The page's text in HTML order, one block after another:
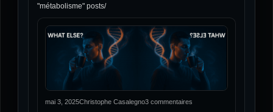
"métabolisme" posts/
mai 3, 2025Christophe Casalegno3 commentaires